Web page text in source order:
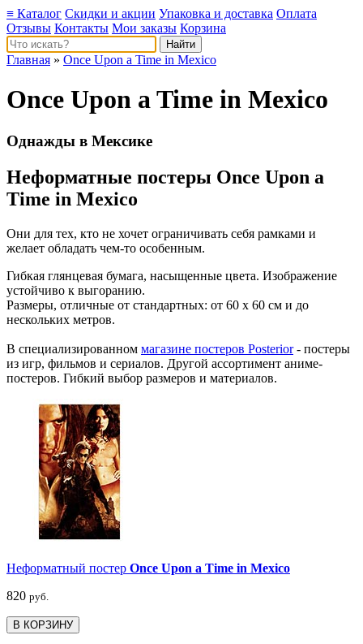
≡ Каталог Скидки и акции Упаковка и доставка Оплата
Отзывы Контакты Мои заказы Корзина
Главная » Once Upon a Time in Mexico
Once Upon a Time in Mexico
Однажды в Мексике
Неформатные постеры Once Upon a
Time in Mexico
Они для тех, кто не хочет ограничивать себя рамками и
желает обладать чем-то особенным.
Гибкая глянцевая бумага, насыщенные цвета. Изображение
устойчиво к выгоранию.
Размеры, отличные от стандартных: от 60 х 60 см и до
нескольких метров.
В специализированном магазине постеров Posterior- постеры
из игр, фильмов и сериалов. Другой ассортимент аниме-
постеров. Гибкий выбор размеров и материалов.
Неформатный постер Once Upon a Time in Mexico
820 руб.
В КОРЗИНУ